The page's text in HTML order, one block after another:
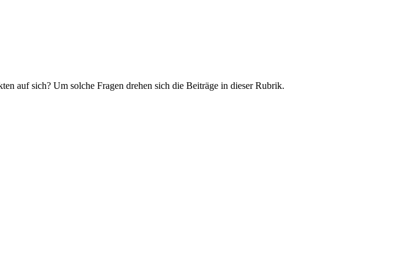
auf sich? Um solche Fragen drehen sich die Beiträge in dieser Rubrik.